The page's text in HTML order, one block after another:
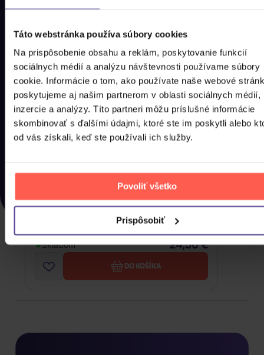
Táto webstránka používa súbory cookies
Na prispôsobenie obsahu a reklám, poskytovanie funkcií
sociálnych médií a analýzu návštevnosti používame súbory
cookie. Informácie o tom, ako používate naše webové
poskytujeme aj našim partnerom v oblasti sociálnych médií,
inzercie a analýzy. Títo partneri môžu príslušné informácie
skombinovať s ďalšími údajmi, ktoré ste im poskytli alebo
od vás získali, keď ste používali ich služby.
Povoliť všetko
Prispôsobiť
Marie Claire: Bibi Cover March 2025:
Skladom 24,50 €
DO KOŠÍKA